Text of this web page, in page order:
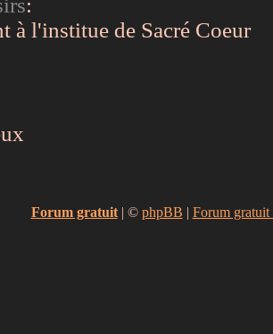
:
à l'institue de Sacré Coeur
Forum gratuit| © phpBB | Forum gratuit